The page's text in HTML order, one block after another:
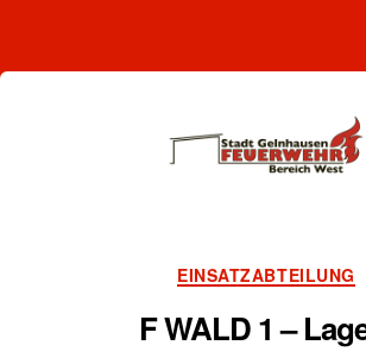
Kategorien
EINSATZABTEILUNG
F WALD 1 –